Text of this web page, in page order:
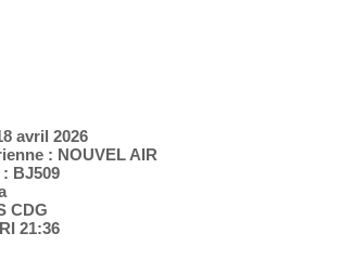
avril 2026
: NOUVEL AIR
BJ509
CDG
21:36